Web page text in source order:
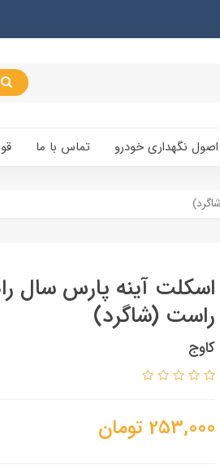
اصول نگهداری خودرو تماس با ما
راست (شاگرد)
کاوج
253,000 تومان